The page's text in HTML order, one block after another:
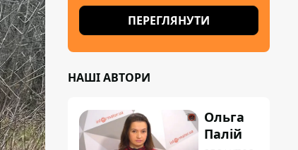
ПЕРЕГЛЯНУТИ
НАШІ АВТОРИ
Ольга
Палій